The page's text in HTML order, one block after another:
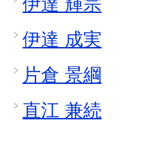
伊達 成実
片倉 景綱
直江 兼続